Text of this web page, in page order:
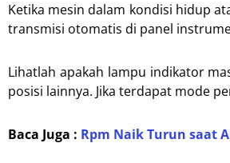
Ketika mesin dalam kondisi hidup
transmisi otomatis di panel
Lihatlah apakah lampu indikator
posisi lainnya. Jika terdapat mode
Baca Juga : Rpm Naik Turun saat